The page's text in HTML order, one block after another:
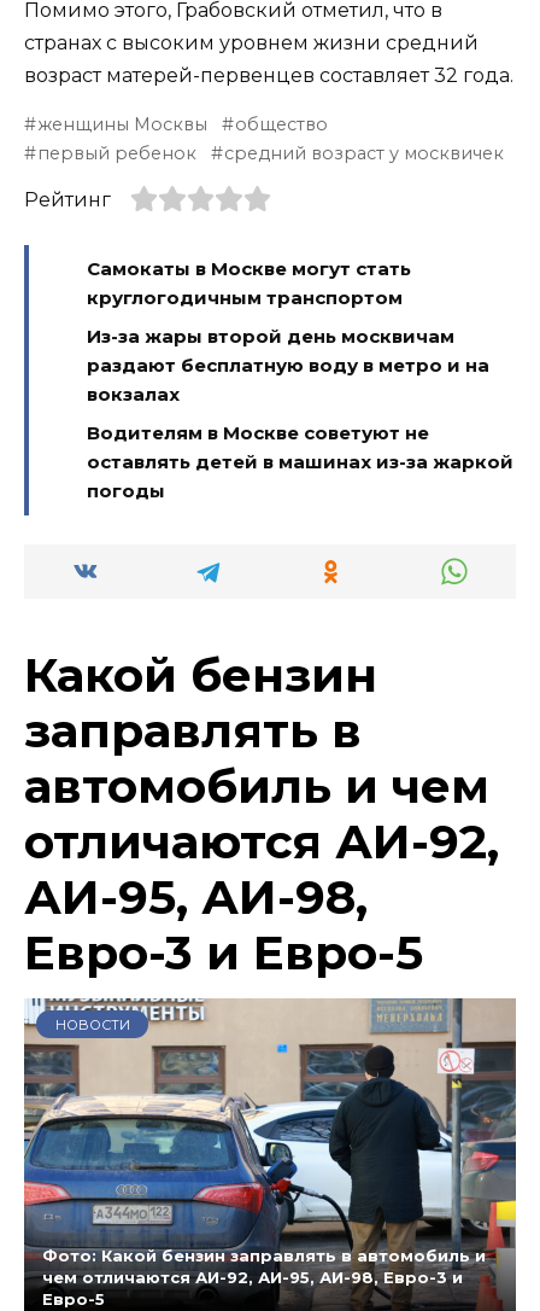
Помимо этого, Грабовский отметил, что в
странах с высоким уровнем жизни средний
возраст матерей-первенцев составляет 32 года.
женщины Москвы
общество
первый ребенок
средний возраст у москвичек
Рейтинг
Самокаты в Москве могут стать
круглогодичным транспортом
Из-за жары второй день москвичам
раздают бесплатную воду в метро и на
вокзалах
Водителям в Москве советуют не
оставлять детей в машинах из-за жаркой
погоды
Какой бензин
заправлять в
автомобиль и чем
отличаются АИ-92,
АИ-95, АИ-98,
Евро-3 и Евро-5
НОВОСТИ
Фото: Какой бензин заправлять в автомобиль и
чем отличаются АИ-92, АИ-95, АИ-98, Евро-3 и
Евро-5